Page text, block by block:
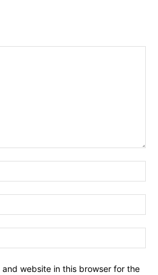
and website in this browser for the